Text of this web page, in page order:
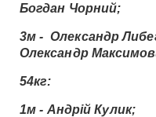
Богдан Чорний;
3м -
Олександр
1м -